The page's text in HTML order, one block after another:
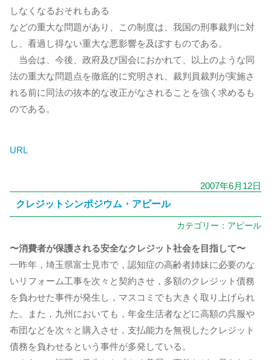
しなくなるおそれもある
などの重大な問題があり、この制度は、我国の刑事裁判に対
し、看過し得ない重大な悪影響を及ぼすものである。
当会は、今後、政府及び国会におかれて、以上のような同
法の重大な問題点を徹底的に究明され、裁判員裁判が実施さ
れる前に同法の抜本的な改正がなされることを強く求めるも
のである。
URL
2007年6月12日
クレジットシンポジウム・アピール
カテゴリー： アピール
〜消費者が保護される安全なクレジット社会を目指して〜
一昨年，埼玉県富士見市で，認知症の高齢者姉妹に必要のな
いリフォーム工事を次々と契約させ，多額のクレジット債務
を負わせた事件が発生し，マスコミでも大きく取り上げられ
た。また，九州においても，年金生活者などに高額の呉服や
布団などを次々と購入させ，支払能力を無視したクレジット
債務を負わせるという事件が多発している。